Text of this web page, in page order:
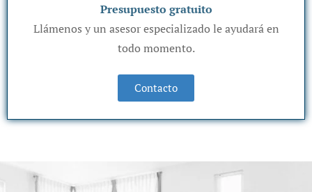
Presupuesto gratuito
Llámenos y un asesor especializado le ayudará en
todo momento.
Contacto